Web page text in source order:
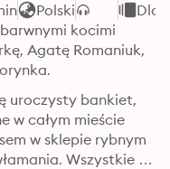
Polski
Dla
kocimi
Agatę Romaniuk,
uroczysty bankiet,
w całym mieście
w sklepie rybnym
Wszystkie